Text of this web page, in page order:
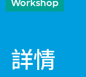
Workshop
詳情